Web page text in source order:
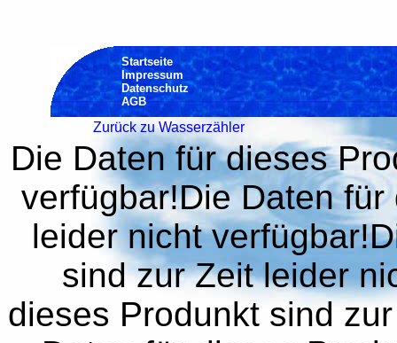
Startseite
Impressum
Datenschutz
AGB
Zurück zu Wasserzähler
Die Daten für dieses
verfügbar!Die Daten
leider nicht
sind zur Zeit leider
dieses Produnkt sind